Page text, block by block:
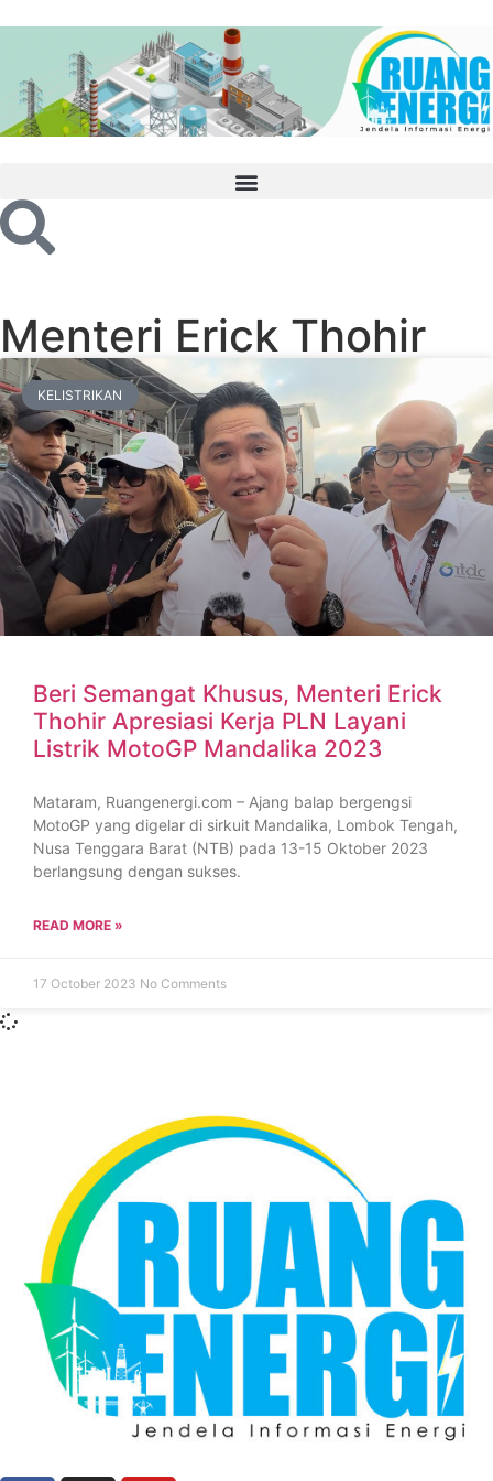
Menteri Erick Thohir
KELISTRIKAN
Beri Semangat Khusus, Menteri Erick
Thohir Apresiasi Kerja PLN Layani
Listrik MotoGP Mandalika 2023
Mataram, Ruangenergi.com – Ajang balap bergengsi
MotoGP yang digelar di sirkuit Mandalika, Lombok Tengah,
Nusa Tenggara Barat (NTB) pada 13-15 Oktober 2023
berlangsung dengan sukses.
READ MORE »
17 October 2023 No Comments